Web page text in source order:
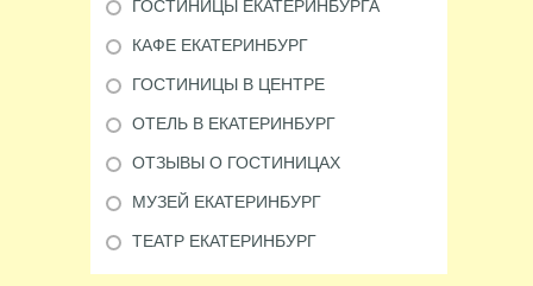
ГОСТИНИЦЫ ЕКАТЕРИНБУРГА
КАФЕ ЕКАТЕРИНБУРГ
ГОСТИНИЦЫ В ЦЕНТРЕ
ОТЕЛЬ В ЕКАТЕРИНБУРГ
ОТЗЫВЫ О ГОСТИНИЦАХ
МУЗЕЙ ЕКАТЕРИНБУРГ
ТЕАТР ЕКАТЕРИНБУРГ